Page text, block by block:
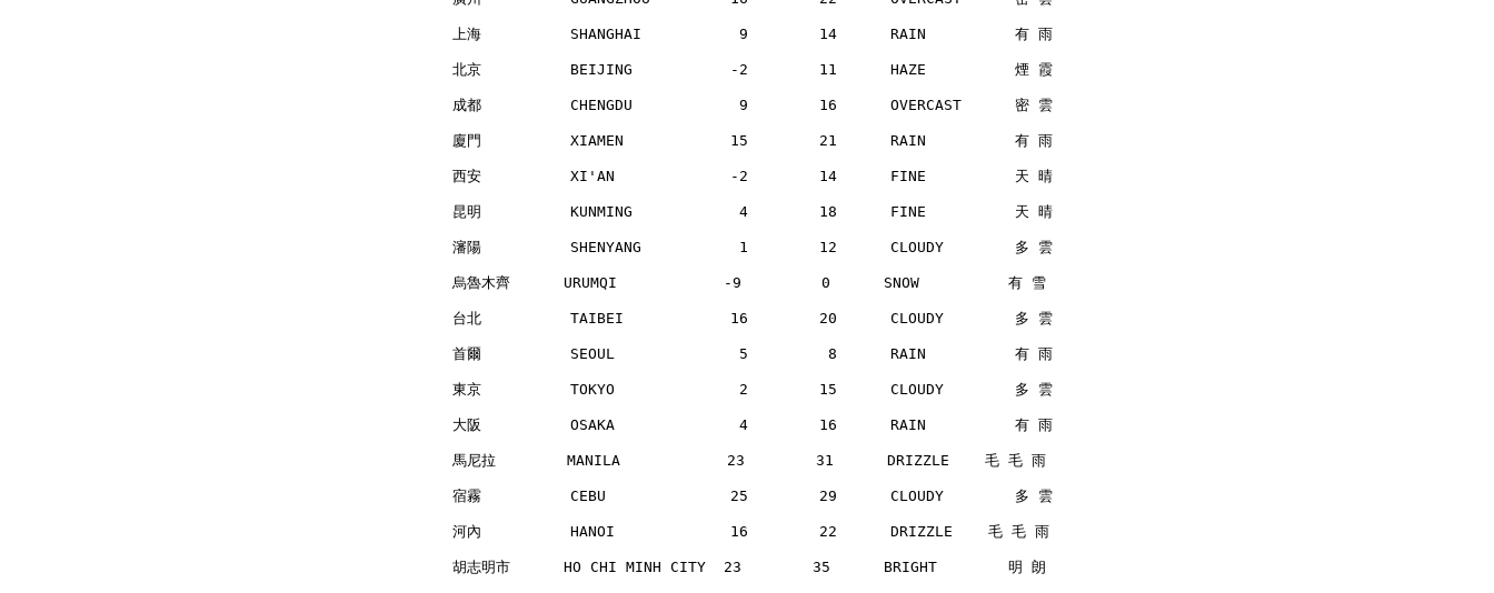
上海          SHANGHAI           9        14      RAIN          有 雨
北京          BEIJING           -2        11      HAZE          煙 霞
成都          CHENGDU            9        16      OVERCAST      密 雲
廈門          XIAMEN            15        21      RAIN          有 雨
西安          XI'AN             -2        14      FINE          天 晴
昆明          KUNMING            4        18      FINE          天 晴
瀋陽          SHENYANG           1        12      CLOUDY        多 雲
烏魯木齊      URUMQI            -9         0      SNOW          有 雪
台北          TAIBEI            16        20      CLOUDY        多 雲
首爾          SEOUL              5         8      RAIN          有 雨
東京          TOKYO              2        15      CLOUDY        多 雲
大阪          OSAKA              4        16      RAIN          有 雨
馬尼拉        MANILA            23        31      DRIZZLE    毛 毛 雨
宿霧          CEBU              25        29      CLOUDY        多 雲
河內          HANOI             16        22      DRIZZLE    毛 毛 雨
胡志明市      HO CHI MINH CITY  23        35      BRIGHT        明 朗